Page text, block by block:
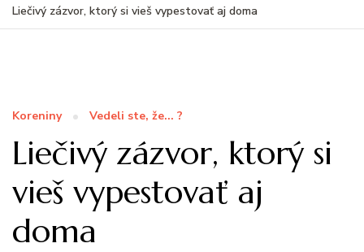
Liečivý zázvor, ktorý si vieš vypestovať aj doma
Koreniny Vedeli ste, že... ?
Liečivý zázvor, ktorý si
vieš vypestovať aj
doma